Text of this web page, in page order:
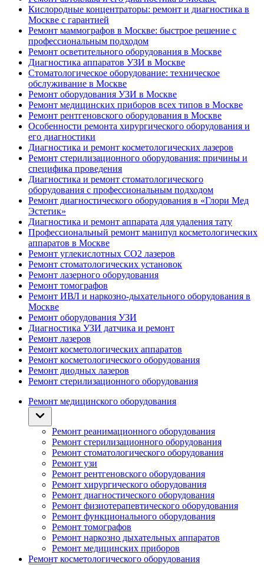
Кислородные концентраторы: ремонт и диагностика в
Москве с гарантией
Ремонт маммографов в Москве: быстрое решение с
профессиональным подходом
Ремонт осветительного оборудования в Москве
Диагностика аппаратов УЗИ в Москве
Стоматологическое оборудование: техническое
обслуживание в Москве
Ремонт оборудования УЗИ в Москве
Ремонт медицинских приборов всех типов в Москве
Ремонт рентгеновского оборудования в Москве
Особенности ремонта хирургического оборудования и
его диагностики
Диагностика и ремонт косметологических лазеров
Ремонт стерилизационного оборудования: причины и
специфика проведения
Диагностика и ремонт стоматологического
оборудования с профессиональным подходом
Ремонт диагностического оборудования в «Глори Мед
Эстетик»
Диагностика и ремонт аппарата для удаления тату
Профессиональный ремонт манипул косметологических
аппаратов в Москве
Ремонт углекислотных CO2 лазеров
Ремонт стоматологических установок
Ремонт лазерного оборудования
Ремонт томографов
Ремонт ИВЛ и наркозно-дыхательного оборудования в
Москве
Ремонт оборудования УЗИ
Диагностика УЗИ датчика и ремонт
Ремонт лазеров
Ремонт косметологических аппаратов
Ремонт косметологического оборудования
Ремонт диодных лазеров
Ремонт стерилизационного оборудования
Ремонт медицинского оборудования
Ремонт реанимационного оборудования
Ремонт стерилизационного оборудования
Ремонт стоматологического оборудования
Ремонт узи
Ремонт рентгеновского оборудования
Ремонт хирургического оборудования
Ремонт диагностического оборудования
Ремонт физиотерапевтического оборудования
Ремонт функционального оборудования
Ремонт томографов
Ремонт наркозно дыхательных аппаратов
Ремонт медицинских приборов
Ремонт косметологического оборудования